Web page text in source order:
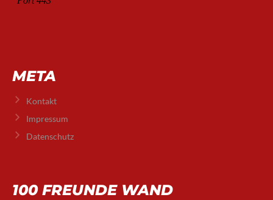
META
Kontakt
Impressum
Datenschutz
100 FREUNDE WAND